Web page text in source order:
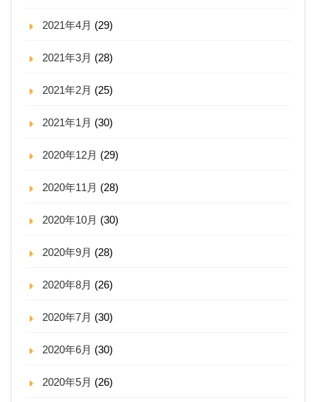
2021年4月 (29)
2021年3月 (28)
2021年2月 (25)
2021年1月 (30)
2020年12月 (29)
2020年11月 (28)
2020年10月 (30)
2020年9月 (28)
2020年8月 (26)
2020年7月 (30)
2020年6月 (30)
2020年5月 (26)